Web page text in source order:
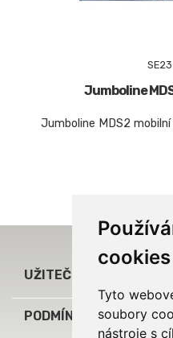
cookies
Tyto
soubory
nástroje s
Jumboline
Jumboline MDS2
UŽITEČNÉ ODKAZY
PODMÍNKY A